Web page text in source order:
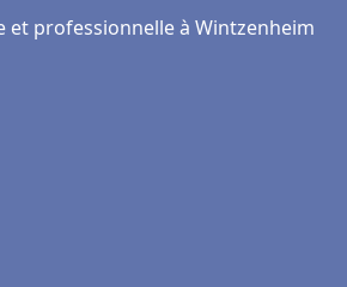
professionnelle à Wintzenheim